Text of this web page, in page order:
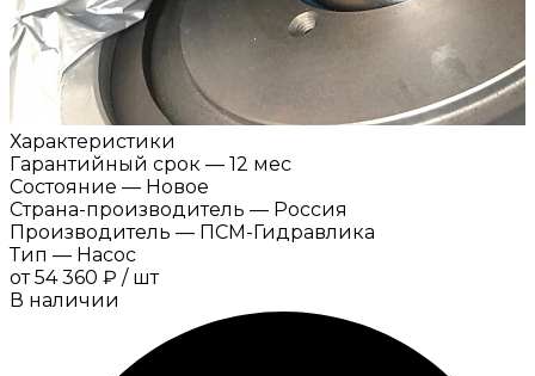
Характеристики
Гарантийный срок — 12 мес
Состояние — Новое
Страна-производитель — Россия
Производитель — ПСМ-Гидравлика
Тип — Насос
от 54 360 ₽ / шт
В наличии